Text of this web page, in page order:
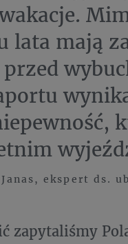
lata mają
ekspert ds.
zapytaliśmy